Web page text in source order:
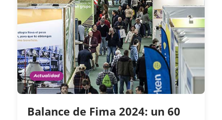
Actualidad
Balance de Fima 2024: un 60